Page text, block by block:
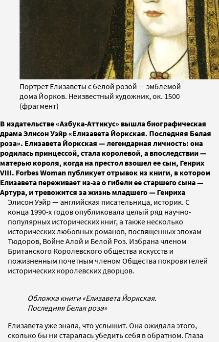
Портрет Елизаветы с белой розой — эмблемой
дома Йорков. Неизвестный художник, ок. 1500
(фрагмент)
В издательстве «Азбука-Аттикус» вышла биографическая
драма Элисон Уэйр «Елизавета Йоркская. Последняя Белая
роза». Елизавета Йоркская — легендарная личность: она
родилась принцессой, стала королевой, а впоследствии —
матерью короля, когда на престол взошел ее сын, Генрих
VIII. Forbes Woman публикует отрывок из книги, в котором
Елизавета переживает из-за о гибели ее старшего сына —
Артура, и тревожится за жизнь младшего — Генриха
Элисон Уэйр — английская писательница, историк. С
конца 1990-х годов опубликовала целый ряд научно-
популярных исторических книг, а также несколько
исторических любовных романов, посвященных эпохам
Тюдоров, Войне Алой и Белой Роз. Избрана членом
Британского Королевского общества искусств и
пожизненным почетным членом Общества покровителей
исторических королевских дворцов.
Обложка книги «Елизавета Йоркская.
Последняя Белая роза»
Елизавета уже знала, что услышит. Она ожидала этого,
сколько бы ни старалась убедить себя в обратном. Глаза